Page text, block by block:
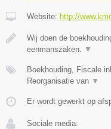
Website: http://
Wij doen de
eenmanszaken. ▼
Boekhouding, Fiscale
Reorganisatie van ▼
Er wordt gewerkt op
Sociale media: